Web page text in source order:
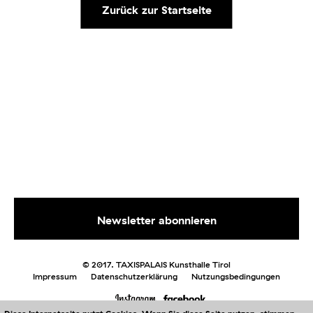
Zurück zur Startseite
© 2017. TAXISPALAIS Kunsthalle Tirol
Impressum
Datenschutzerklärung Nutzungsbedingungen